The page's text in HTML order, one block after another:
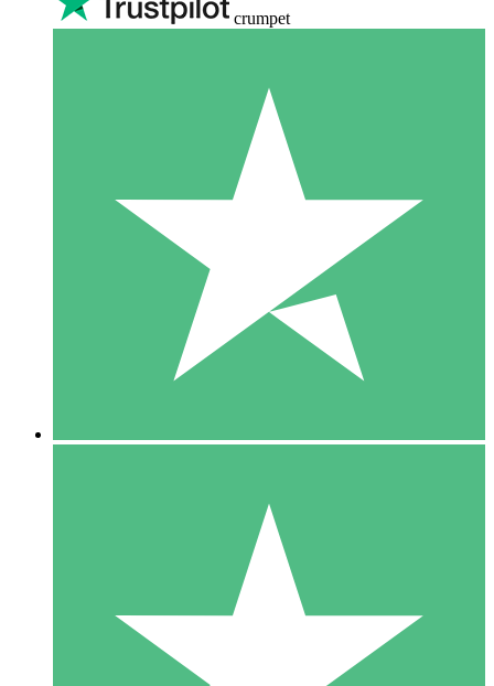
crumpet